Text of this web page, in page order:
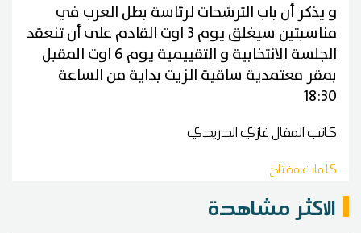
و يذكر أن باب الترشحات لرئاسة بطل العرب في
مناسبتين سيغلق يوم 3 اوت القادم على أن تنعقد
الجلسة الانتخابية و التقييمية يوم 6 اوت المقبل
بمقر معتمدية ساقية الزيت بداية من الساعة
18:30
كاتب المقالغازي الدريدي
كلمات مفتاح
الاكثر مشاهدة